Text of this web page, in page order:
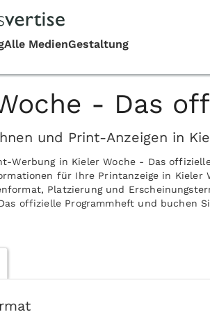
- Das
und Print-Anzeigen in
Werbung in Kieler Woche - Das
für Ihre Printanzeige in Kieler
Platzierung und
offizielle Programmheft und buchen